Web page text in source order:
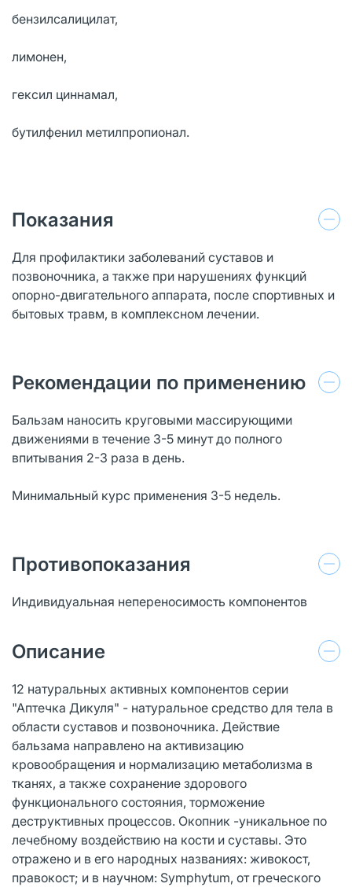
бензилсалицилат,
лимонен,
гексил циннамал,
бутилфенил метилпропионал.
Показания
Для профилактики заболеваний суставов и
позвоночника, а также при нарушениях функций
опорно-двигательного аппарата, после спортивных и
бытовых травм, в комплексном лечении.
Рекомендации по применению
Бальзам наносить круговыми массирующими
движениями в течение 3-5 минут до полного
впитывания 2-3 раза в день.
Минимальный курс применения 3-5 недель.
Противопоказания
Индивидуальная непереносимость компонентов
Описание
12 натуральных активных компонентов серии
"Аптечка Дикуля" - натуральное средство для тела в
области суставов и позвоночника. Действие
бальзама направлено на активизацию
кровообращения и нормализацию метаболизма в
тканях, а также сохранение здорового
функционального состояния, торможение
деструктивных процессов. Окопник -уникальное по
лечебному воздействию на кости и суставы. Это
отражено и в его народных названиях: живокост,
правокост; и в научном: Symphytum, от греческого